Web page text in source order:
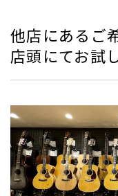
他店にあるご
店頭にてお試